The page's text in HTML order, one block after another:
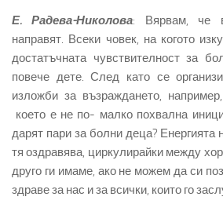
Е. Радева-Николова: Вярвам, че
направят. Всеки човек, на когото
достатъчната чувствителност за
повече дете. След като се
изложби за възраждането,
което е не по- малко похвална
дарят пари за болни деца? Енергията
тя оздравява, циркулирайки между
друго ги имаме, ако не можем да си
здраве за нас и за всички, които го